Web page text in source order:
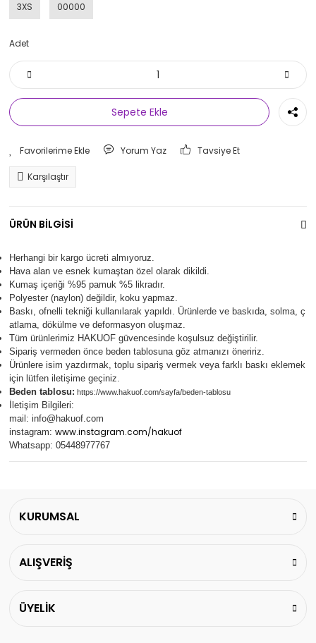
3XS 00000
Adet
Sepete Ekle
Yorum Yaz Tavsiye Et
Karşılaştır
ÜRÜN BİLGİSİ
Herhangi bir kargo ücreti almıyoruz.
Hava alan ve esnek kumaştan özel olarak dikildi.
Kumaş içeriği %95 pamuk %5 likradır.
Polyester (naylon) değildir, koku yapmaz.
Baskı, ofnelli tekniği kullanılarak yapıldı. Ürünlerde ve baskıda, solma, ç
atlama, dökülme ve deformasyon oluşmaz.
Tüm ürünlerimiz HAKUOF güvencesinde koşulsuz değiştirilir.
Sipariş vermeden önce beden tablosuna göz atmanızı öneririz.
Ürünlere isim yazdırmak, toplu sipariş vermek veya farklı baskı eklemek
için lütfen iletişime geçiniz.
Beden tablosu: https://www.hakuof.com/sayfa/beden-tablosu
İletişim Bilgileri:
mail: info@hakuof.com
instagram: www.instagram.com/hakuof
Whatsapp: 05448977767
KURUMSAL
ALIŞVERİŞ
ÜYELİK